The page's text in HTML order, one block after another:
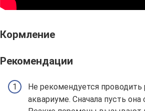
Кормление
Рекомендации
Не рекомендуется
аквариуме. Сначала пусть